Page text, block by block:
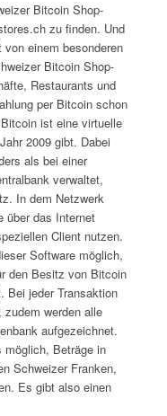
Bitcoin Shop-
zu finden. Und
einem besonderen
Bitcoin Shop-
Restaurants und
per Bitcoin schon
ist eine virtuelle
2009 gibt. Dabei
als bei einer
verwaltet,
In dem Netzwerk
über das Internet
Client nutzen.
Software möglich,
den Besitz von Bitcoin
Bei jeder Transaktion
werden alle
aufgezeichnet.
möglich, Beträge in
Schweizer Franken,
Es gibt also einen